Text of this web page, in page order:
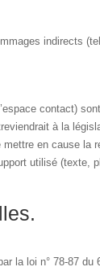
indirects
contact)
à la
en cause
utilisé (texte,
la loi n° 78-87